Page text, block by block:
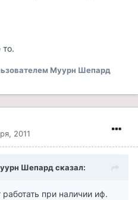
то.
Муурн Шепард
2011
Шепард сказал:
при наличии иф.